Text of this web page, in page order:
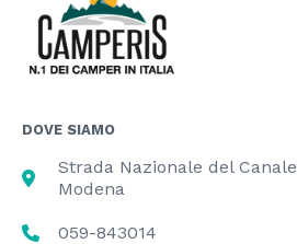
DOVE SIAMO
Strada Nazionale del
Modena
059-843014